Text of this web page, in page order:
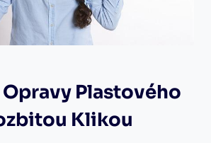
Plastového
Klikou